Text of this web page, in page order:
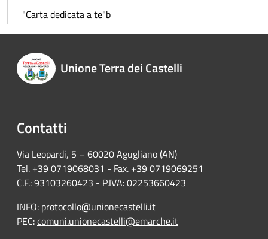
"Carta dedicata a te"b
Unione Terra dei Castelli
Contatti
Via Leopardi, 5 – 60020 Agugliano (AN)
Tel. +39 0719068031 - Fax. +39 0719069251
C.F.: 93103260423 - P.IVA: 02253660423
INFO: protocollo@unionecastelli.it
PEC:comuni.unionecastelli@emarche.it